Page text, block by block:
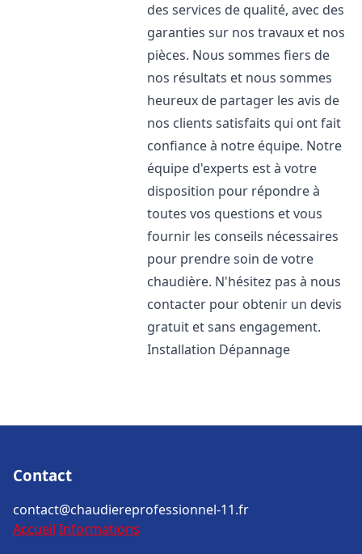
des services de qualité, avec des
garanties sur nos travaux et nos
pièces. Nous sommes fiers de
nos résultats et nous sommes
heureux de partager les avis de
nos clients satisfaits qui ont fait
confiance à notre équipe. Notre
équipe d'experts est à votre
disposition pour répondre à
toutes vos questions et vous
fournir les conseils nécessaires
pour prendre soin de votre
chaudière. N'hésitez pas à nous
contacter pour obtenir un devis
gratuit et sans engagement.
Installation Dépannage
Contact
contact@chaudiereprofessionnel-11.fr
Accueil Informations